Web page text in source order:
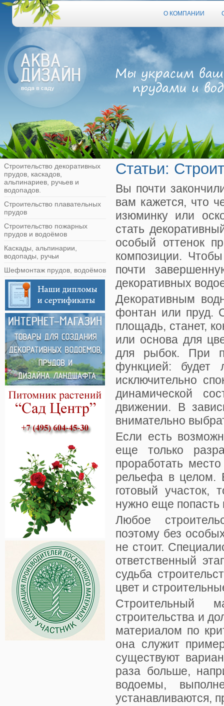
О КОМПАНИИ
Строительство декоративных
прудов, каскадов,
альпинариев, ручьев и
водопадов.
Строительство плавательных
прудов
Строительство пожарных
прудов и водоёмов
Каскады, альпинарии,
водопады, ручьи
Шефмонтаж прудов, водоёмов
Статьи:
Вы почти
вам кажется, что
изюминку или
стать
особый оттенок
композиции.
почти
декоративных
Декоративным
фонтан или пруд.
площадь, станет,
или основа для
для рыбок. При
функцией: будет
исключительно
динамической
движении. В
внимательно
Если есть
еще только
проработать
рельефа в целом.
готовый участок,
нужно еще попасть
Любое
поэтому без
не стоит.
ответственный
судьба
цвет и
Строительный
строительства и
материалом по
она служит
существуют
раза больше,
водоемы,
устанавливаются,